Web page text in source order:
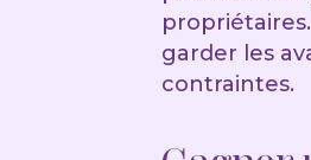
garder les
contraintes.